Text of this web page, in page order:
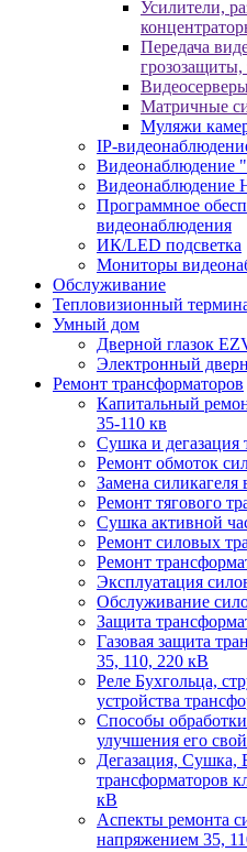
Усилители,
Передача
Матричные
Муляжи
IP-
Видеонаблюдение
Видеонаблюдение
Программное
видеонаблюдения
ИК/LED подсветка
Мониторы
Обслуживание
Тепловизионный
Умный дом
Дверной глазок
Электронный
Ремонт трансформаторов
Капитальный
35-110 кв
Сушка и дегазация
Ремонт обмоток
Замена силикагеля
Ремонт тягового
Сушка активной
Ремонт силовых
Ремонт
Эксплуатация
Обслуживание
Защита
Газовая защита
35, 110, 220 кВ
Реле Бухгольца,
устройства
Способы
улучшения его
Дегазация, Сушка,
трансформаторов
кВ
Аспекты ремонта
напряжением 35,